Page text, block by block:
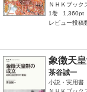
ＮＨＫブック
1巻
1,360pt
レビュー投稿
象徴天
茶谷誠一
小説・実用書